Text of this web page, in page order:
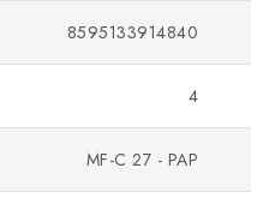
8595133914840
4
MF-C 27 - PAP